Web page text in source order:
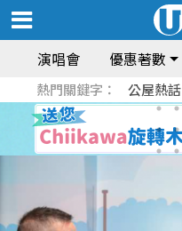
演唱會 優惠著數
熱門關鍵字： 公屋熱話